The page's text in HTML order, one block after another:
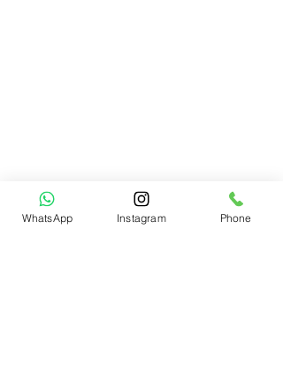
WhatsApp Instagram Phone